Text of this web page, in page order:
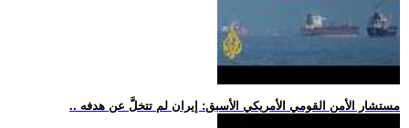
.. مستشار الأمن القومي الأمريكي الأسبق: إيران لم تتخلَّ عن هدفه